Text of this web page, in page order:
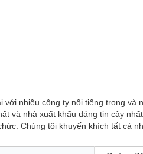
nhiều công ty nổi tiếng trong và
và nhà xuất khẩu đáng tin cậy
Chúng tôi khuyến khích tất cả